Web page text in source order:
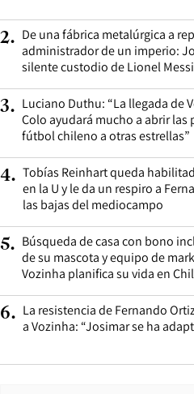
2. De una fábrica metalúrgica a
administrador de un imperio:
silente custodio de Lionel Messi
3. Luciano Duthu: “La llegada de
Colo ayudará mucho a abrir las
fútbol chileno a otras estrellas”
4. Tobías Reinhart queda
en la U y le da un respiro a
las bajas del mediocampo
5. Búsqueda de casa con bono
de su mascota y equipo de
Vozinha planifica su vida en
6. La resistencia de Fernando
a Vozinha: “Josimar se ha